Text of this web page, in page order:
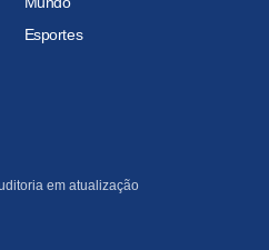
Esportes
em atualização